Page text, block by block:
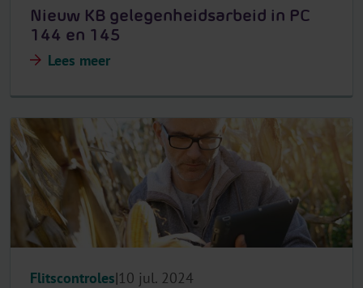
Nieuw KB gelegenheidsarbeid in PC
144 en 145
Lees meer
Flitscontroles 10 jul. 2024